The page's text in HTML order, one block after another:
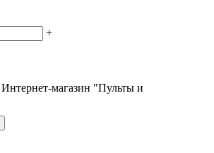
+
Интернет-магазин "Пульты и